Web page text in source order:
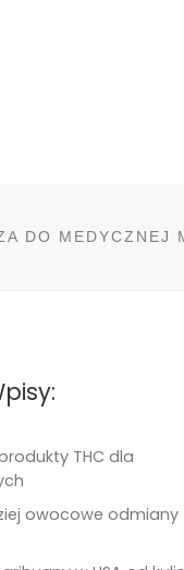
THC dla
owocowe odmiany